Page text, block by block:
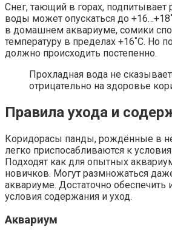
Снег, тающий в горах, подпитывает
воды может опускаться до
в домашнем аквариуме, сомики
температуру в пределах +16˚С. Но
должно происходить постепенно.
Прохладная вода не
отрицательно на здоровье
Правила ухода и
Коридорасы панды, рождённые в
легко приспосабливаются к
Подходят как для опытных
новичков. Могут размножаться
аквариуме. Достаточно обеспечить
условия содержания и уход.
Аквариум